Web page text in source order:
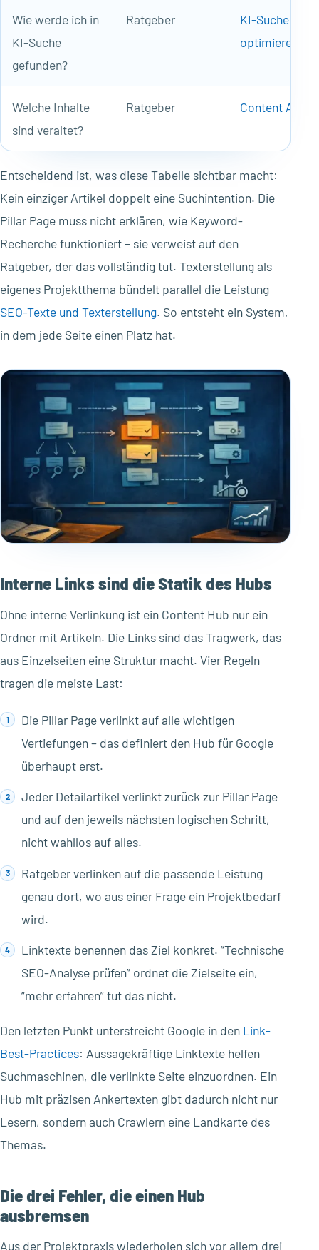
Wie werde ich in
KI-Suche
gefunden?
Ratgeber
KI-Suche
optimieren
Welche Inhalte
sind veraltet?
Ratgeber Content Audit
Entscheidend ist, was diese Tabelle sichtbar macht:
Kein einziger Artikel doppelt eine Suchintention. Die
Pillar Page muss nicht erklären, wie Keyword-
Recherche funktioniert – sie verweist auf den
Ratgeber, der das vollständig tut. Texterstellung als
eigenes Projektthema bündelt parallel die Leistung
SEO-Texte und Texterstellung. So entsteht ein System,
in dem jede Seite einen Platz hat.
Interne Links sind die Statik des Hubs
Ohne interne Verlinkung ist ein Content Hub nur ein
Ordner mit Artikeln. Die Links sind das Tragwerk, das
aus Einzelseiten eine Struktur macht. Vier Regeln
tragen die meiste Last:
Die Pillar Page verlinkt auf alle wichtigen
Vertiefungen – das definiert den Hub für Google
überhaupt erst.
Jeder Detailartikel verlinkt zurück zur Pillar Page
und auf den jeweils nächsten logischen Schritt,
nicht wahllos auf alles.
Ratgeber verlinken auf die passende Leistung
genau dort, wo aus einer Frage ein Projektbedarf
wird.
Linktexte benennen das Ziel konkret. “Technische
SEO-Analyse prüfen” ordnet die Zielseite ein,
“mehr erfahren” tut das nicht.
Den letzten Punkt unterstreicht Google in den Link-
Best-Practices: Aussagekräftige Linktexte helfen
Suchmaschinen, die verlinkte Seite einzuordnen. Ein
Hub mit präzisen Ankertexten gibt dadurch nicht nur
Lesern, sondern auch Crawlern eine Landkarte des
Themas.
Die drei Fehler, die einen Hub
ausbremsen
Aus der Projektpraxis wiederholen sich vor allem drei